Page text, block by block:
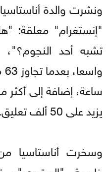
ونشرت والدة
"إنستغرام" معلقة:
تشبه أحد النجوم؟"،
يزيد على 50 ألف تعليق.
وسخرت أناستاسيا